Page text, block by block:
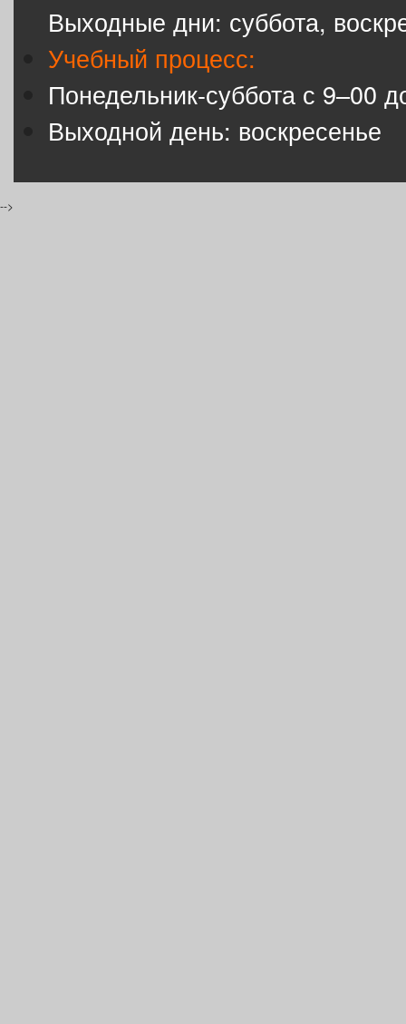
Выходные дни: суббота,
Учебный процесс:
Понедельник-суббота с 9–00
Выходной день: воскресенье
-->